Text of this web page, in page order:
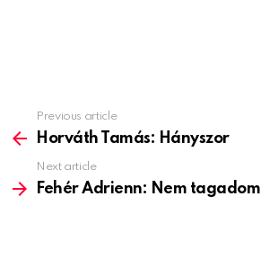
more
Previous article
Horváth Tamás: Hányszor
Next article
Fehér Adrienn: Nem tagadom